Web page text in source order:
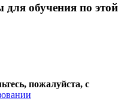
для обучения по этой
пожалуйста, с